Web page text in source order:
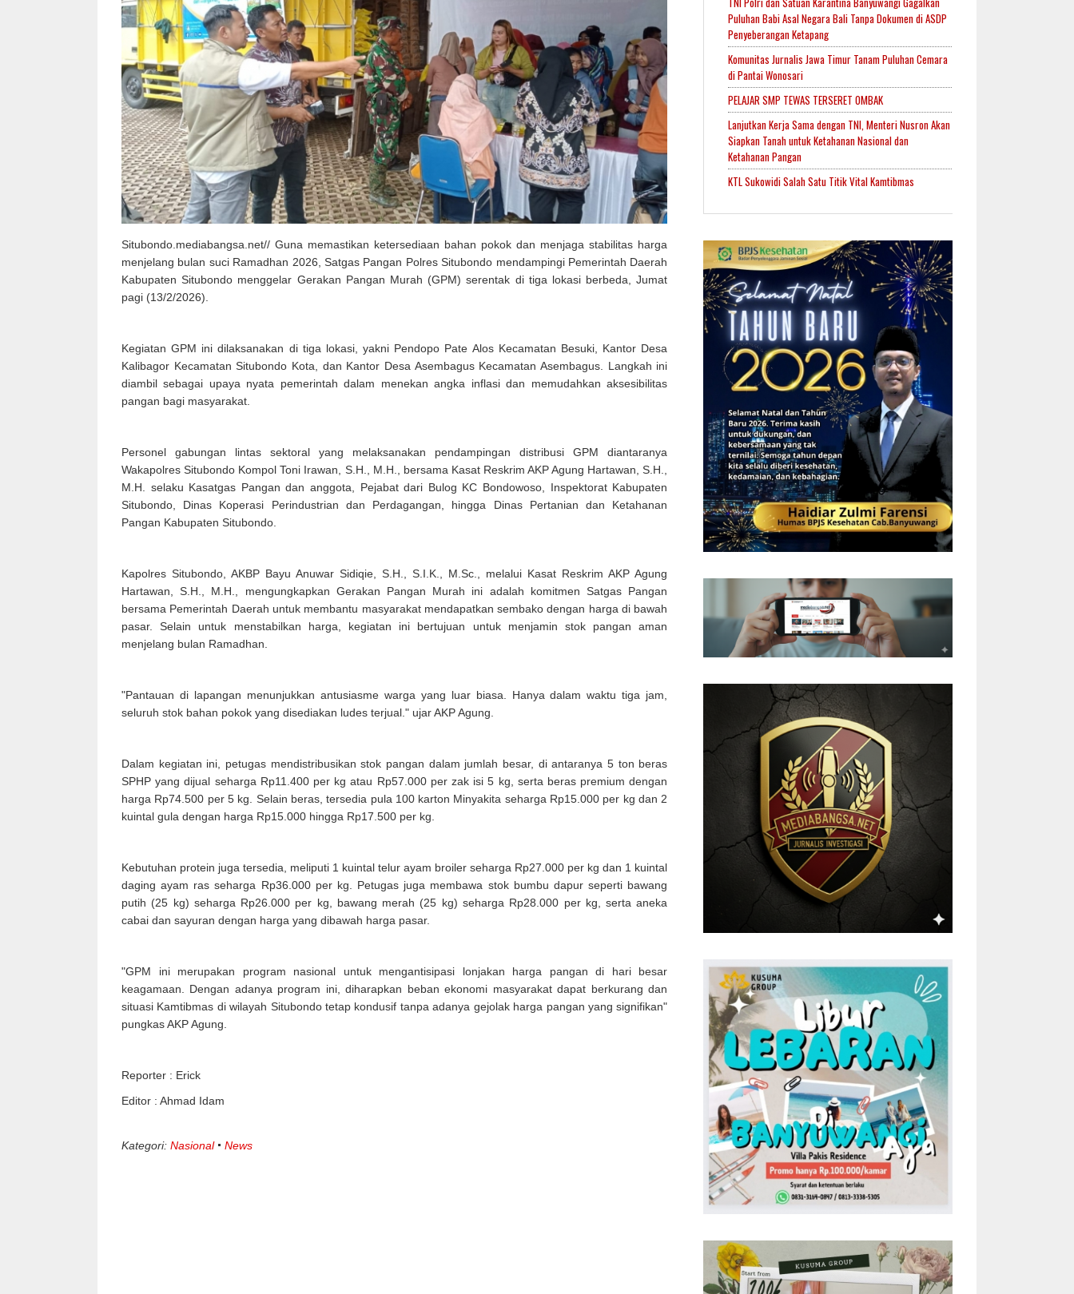
Situbondo.mediabangsa.net// Guna memastikan ketersediaan bahan pokok dan menjaga stabilitas harga
menjelang bulan suci Ramadhan 2026, Satgas Pangan Polres Situbondo mendampingi Pemerintah Daerah
Kabupaten Situbondo menggelar Gerakan Pangan Murah (GPM) serentak di tiga lokasi berbeda, Jumat
pagi (13/2/2026).
Kegiatan GPM ini dilaksanakan di tiga lokasi, yakni Pendopo Pate Alos Kecamatan Besuki, Kantor Desa
Kalibagor Kecamatan Situbondo Kota, dan Kantor Desa Asembagus Kecamatan Asembagus. Langkah ini
diambil sebagai upaya nyata pemerintah dalam menekan angka inflasi dan memudahkan aksesibilitas
pangan bagi masyarakat.
Personel gabungan lintas sektoral yang melaksanakan pendampingan distribusi GPM diantaranya
Wakapolres Situbondo Kompol Toni Irawan, S.H., M.H., bersama Kasat Reskrim AKP Agung Hartawan, S.H.,
M.H. selaku Kasatgas Pangan dan anggota, Pejabat dari Bulog KC Bondowoso, Inspektorat Kabupaten
Situbondo, Dinas Koperasi Perindustrian dan Perdagangan, hingga Dinas Pertanian dan Ketahanan
Pangan Kabupaten Situbondo.
Kapolres Situbondo, AKBP Bayu Anuwar Sidiqie, S.H., S.I.K., M.Sc., melalui Kasat Reskrim AKP Agung
Hartawan, S.H., M.H., mengungkapkan Gerakan Pangan Murah ini adalah komitmen Satgas Pangan
bersama Pemerintah Daerah untuk membantu masyarakat mendapatkan sembako dengan harga di bawah
pasar. Selain untuk menstabilkan harga, kegiatan ini bertujuan untuk menjamin stok pangan aman
menjelang bulan Ramadhan.
"Pantauan di lapangan menunjukkan antusiasme warga yang luar biasa. Hanya dalam waktu tiga jam,
seluruh stok bahan pokok yang disediakan ludes terjual." ujar AKP Agung.
Dalam kegiatan ini, petugas mendistribusikan stok pangan dalam jumlah besar, di antaranya 5 ton beras
SPHP yang dijual seharga Rp11.400 per kg atau Rp57.000 per zak isi 5 kg, serta beras premium dengan
harga Rp74.500 per 5 kg. Selain beras, tersedia pula 100 karton Minyakita seharga Rp15.000 per kg dan 2
kuintal gula dengan harga Rp15.000 hingga Rp17.500 per kg.
Kebutuhan protein juga tersedia, meliputi 1 kuintal telur ayam broiler seharga Rp27.000 per kg dan 1 kuintal
daging ayam ras seharga Rp36.000 per kg. Petugas juga membawa stok bumbu dapur seperti bawang
putih (25 kg) seharga Rp26.000 per kg, bawang merah (25 kg) seharga Rp28.000 per kg, serta aneka
cabai dan sayuran dengan harga yang dibawah harga pasar.
"GPM ini merupakan program nasional untuk mengantisipasi lonjakan harga pangan di hari besar
keagamaan. Dengan adanya program ini, diharapkan beban ekonomi masyarakat dapat berkurang dan
situasi Kamtibmas di wilayah Situbondo tetap kondusif tanpa adanya gejolak harga pangan yang signifikan"
pungkas AKP Agung.
Reporter : Erick
Editor : Ahmad Idam
Kategori: Nasional News
Puluhan Babi Asal Negara Bali Tanpa Dokumen di ASDP
Penyeberangan Ketapang
Komunitas Jurnalis Jawa Timur Tanam Puluhan Cemara
di Pantai Wonosari
PELAJAR SMP TEWAS TERSERET OMBAK
Lanjutkan Kerja Sama dengan TNI, Menteri Nusron Akan
Siapkan Tanah untuk Ketahanan Nasional dan
Ketahanan Pangan
KTL Sukowidi Salah Satu Titik Vital Kamtibmas